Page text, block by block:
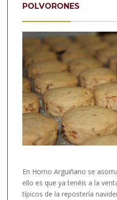
POLVORONES
En Horno Arguiñano se
ello es que ya tenéis a la
típicos de la repostería